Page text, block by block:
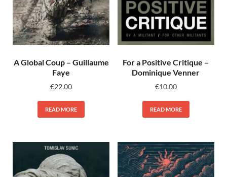
A Global Coup – Guillaume
Faye
€22.00
READ MORE
For a Positive Critique –
Dominique Venner
€10.00
READ MORE